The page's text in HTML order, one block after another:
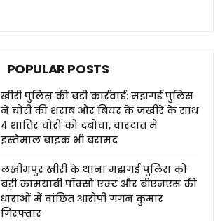
POPULAR POSTS
खीरी पुलिस की बड़ी कार्रवाई: मझगई पुलिस
ने चोरी की शराब और बियर के जखीरे के साथ
4 शातिर चोरों को दबोचा, वारदात में
इस्तेमाल बाइक भी बरामद
लखीमपुर खीरी के थाना मझगई पुलिस को
बड़ी कामयाबी पॉक्सो एक्ट और बीएनएस की
धाराओं में वांछित आरोपी गगन कुमार
गिरफ्तार